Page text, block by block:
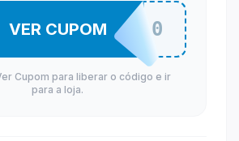
CONECT100
VER CUPOM
Cupom para liberar o código e ir
para a loja.